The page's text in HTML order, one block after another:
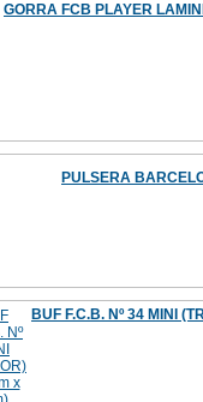
GORRA FCB PLAYER
PULSERA
BUF F.C.B. Nº 34 MINI